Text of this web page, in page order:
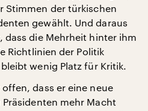
Stimmen der türkischen
gewählt. Und daraus
dass die Mehrheit hinter ihm
Richtlinien der Politik
wenig Platz für Kritik.
dass er eine neue
mehr Macht